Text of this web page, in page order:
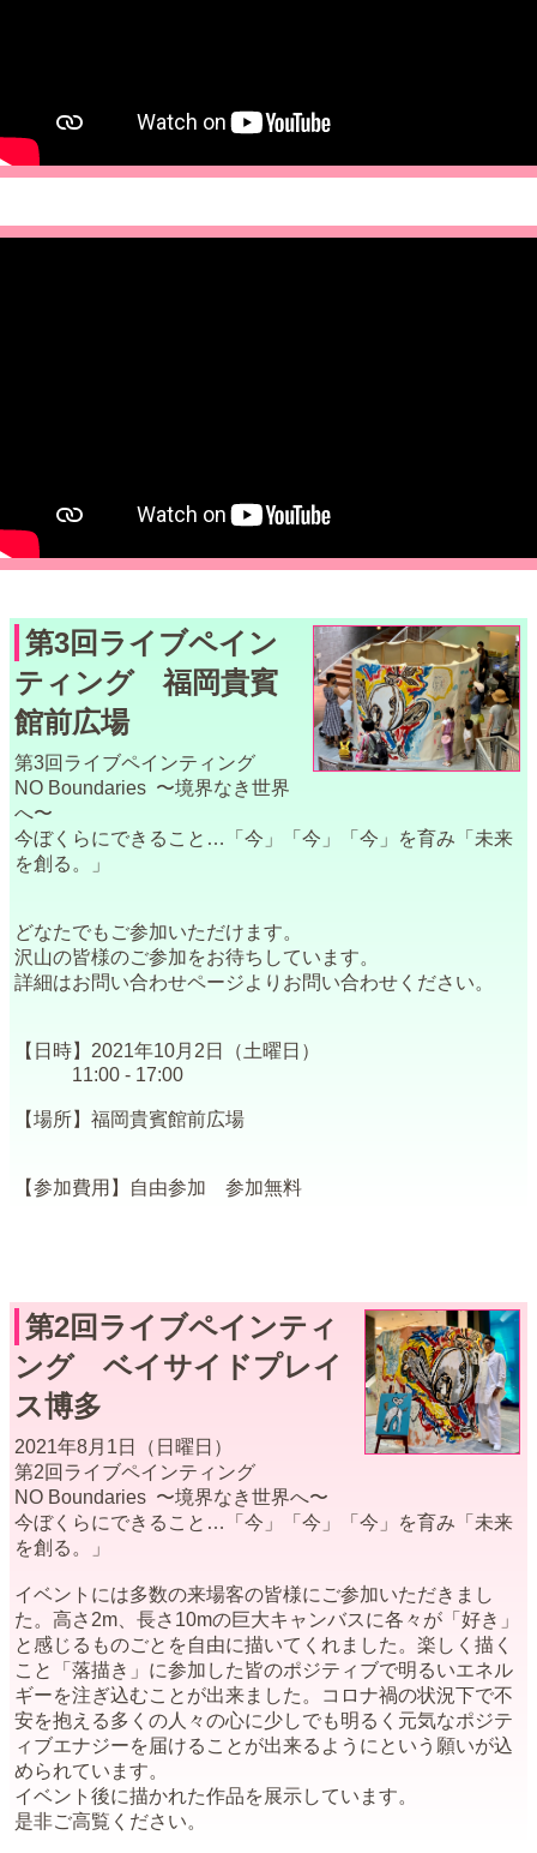
第3回ライブペイン
ティング 福岡貴賓
館前広場
第3回ライブペインティング
NO Boundaries 〜境界なき世界
へ〜
今ぼくらにできること…「今」「今」「今」を育み「未来
を創る。」
どなたでもご参加いただけます。
沢山の皆様のご参加をお待ちしています。
詳細はお問い合わせページよりお問い合わせください。
【日時】2021年10月2日（土曜日）
11:00 - 17:00
【場所】福岡貴賓館前広場
【参加費用】自由参加 参加無料
第2回ライブペインティ
ング ベイサイドプレイ
ス博多
2021年8月1日（日曜日）
第2回ライブペインティング
NO Boundaries 〜境界なき世界へ〜
今ぼくらにできること…「今」「今」「今」を育み「未来
を創る。」
イベントには多数の来場客の皆様にご参加いただきまし
た。高さ2m、長さ10mの巨大キャンバスに各々が「好き」
と感じるものごとを自由に描いてくれました。楽しく描く
こと「落描き」に参加した皆のポジティブで明るいエネル
ギーを注ぎ込むことが出来ました。コロナ禍の状況下で不
安を抱える多くの人々の心に少しでも明るく元気なポジテ
ィブエナジーを届けることが出来るようにという願いが込
められています。
イベント後に描かれた作品を展示しています。
是非ご高覧ください。